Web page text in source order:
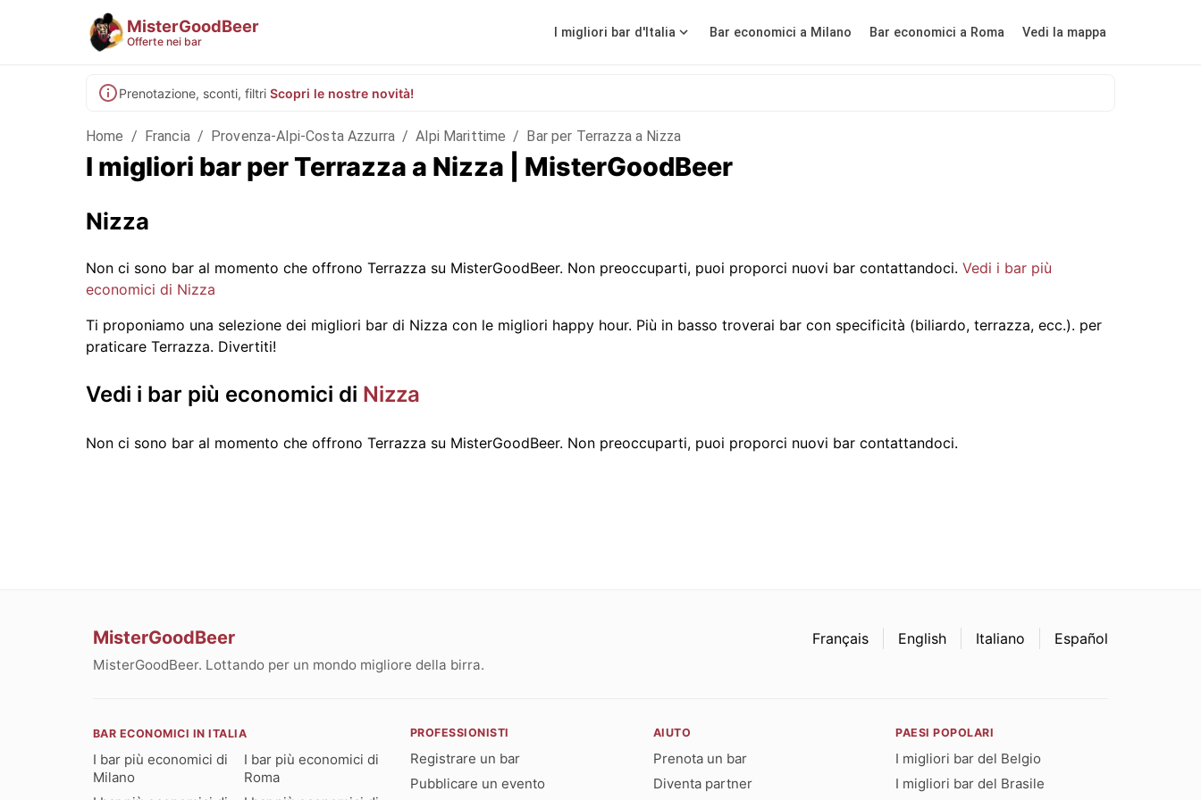
MisterGoodBeer
Offerte nei bar
I migliori bar d'Italia Bar economici a Milano Bar economici a Roma Vedi la mappa
Prenotazione, sconti, filtri Scopri le nostre novità!
Home / Francia / Provenza-Alpi-Costa Azzurra / Alpi Marittime / Bar per Terrazza a Nizza
I migliori bar per Terrazza a Nizza | MisterGoodBeer
Nizza
Non ci sono bar al momento che offrono Terrazza su MisterGoodBeer. Non preoccuparti, puoi proporci nuovi bar contattandoci. Vedi i bar più
economici di Nizza
Ti proponiamo una selezione dei migliori bar di Nizza con le migliori happy hour. Più in basso troverai bar con specificità (biliardo, terrazza, ecc.). per
praticare Terrazza. Divertiti!
Vedi i bar più economici di Nizza
Non ci sono bar al momento che offrono Terrazza su MisterGoodBeer. Non preoccuparti, puoi proporci nuovi bar contattandoci.
MisterGoodBeer
MisterGoodBeer. Lottando per un mondo migliore della birra.
Français English Italiano Español
BAR ECONOMICI IN ITALIA
I bar più economici di
Milano
I bar più economici di
Roma
PROFESSIONISTI
Registrare un bar
Pubblicare un evento
AIUTO
Prenota un bar
Diventa partner
PAESI POPOLARI
I migliori bar del Belgio
I migliori bar del Brasile